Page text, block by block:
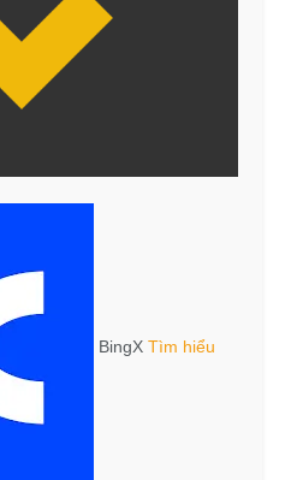
BingX Tìm hiểu